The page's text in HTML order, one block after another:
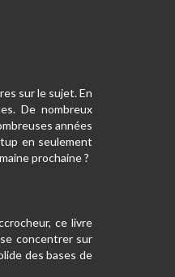
sur le sujet. En
De nombreux
années
en seulement
prochaine ?
ce livre
concentrer sur
des bases de